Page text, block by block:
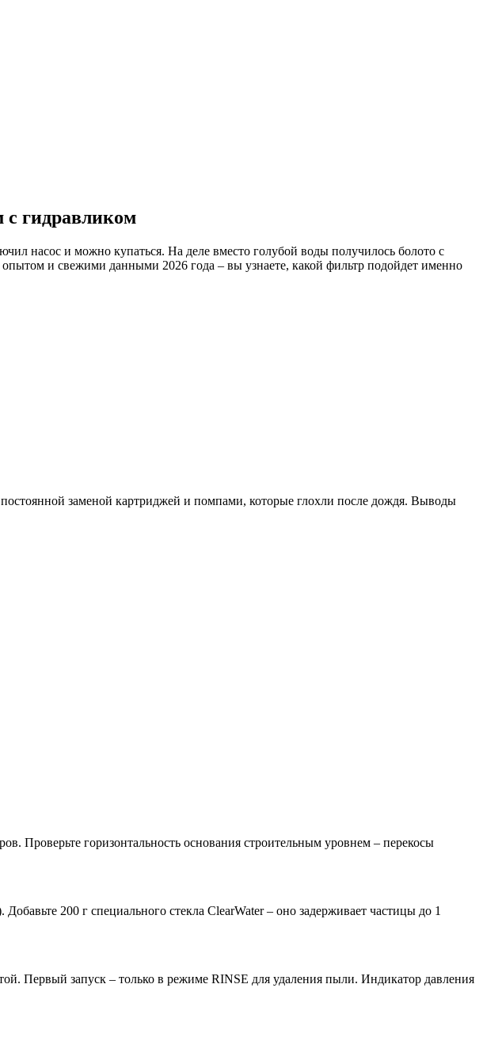
с гидравликом
насос и можно купаться. На деле вместо голубой воды получилось болото с
и свежими данными 2026 года – вы узнаете, какой фильтр подойдет именно
заменой картриджей и помпами, которые глохли после дождя. Выводы
Проверьте горизонтальность основания строительным уровнем – перекосы
200 г специального стекла ClearWater – оно задерживает частицы до 1
Первый запуск – только в режиме RINSE для удаления пыли. Индикатор давления